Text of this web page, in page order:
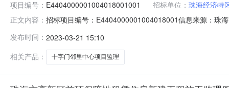
项目编号： E4404000001004018001001 招标单位： 珠海经济特
正文内容： 招标项目编号：E4404000001004018001信息来源：珠
监理序号投标人名称是否进入资格审查1珠海经济特区建
发布时间： 2023-03-21 15:10
相关产品：
十字门邻里中心项目监理